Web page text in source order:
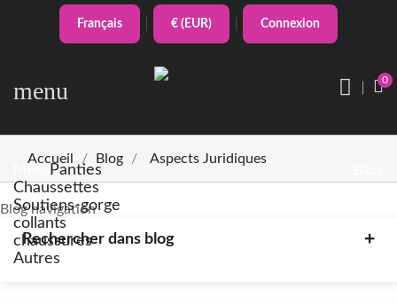
Français € (EUR) Connexion
menu 0
Panties
Chaussettes
Soutiens-gorge
collants
chaussures
Autres
Accueil Blog Aspects Juridiques
Blog navigation
Rechercher dans blog